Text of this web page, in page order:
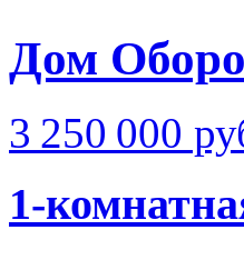
Дом
3 250 000
1-